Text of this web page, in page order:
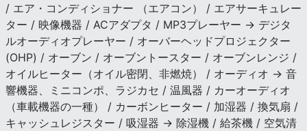
/ エア・コンディショナー （エアコン） / エアサーキュレー
ター / 映像機器 / ACアダプタ / MP3プレーヤー → デジタ
ルオーディオプレーヤー / オーバーヘッドプロジェクター
(OHP) / オーブン / オーブントースター / オーブンレンジ /
オイルヒーター（オイル密閉、非燃焼） / オーディオ → 音
響機器、ミニコンポ、ラジカセ / 温風器 / カーオーディオ
（車載機器の一種） / カーボンヒーター / 加湿器 / 換気扇 /
キャッシュレジスター / 吸湿器 → 除湿機 / 給茶機 / 空気清